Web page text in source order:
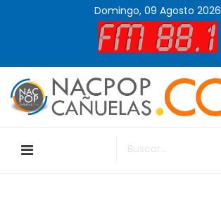
Domingo, 09 Agosto 2026